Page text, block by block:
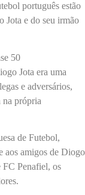
português estão
Jota e do seu irmão
50
Jota era uma
e adversários,
na própria
de Futebol,
aos amigos de Diogo
Penafiel, os